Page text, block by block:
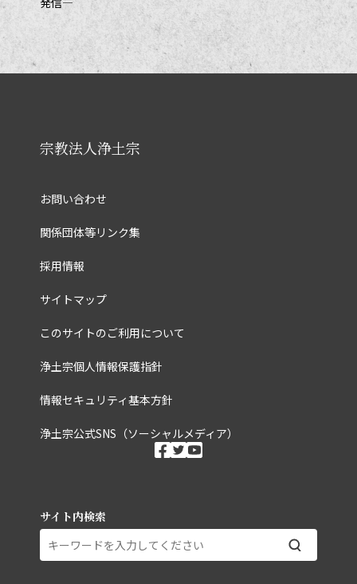
宗教法人浄土宗
お問い合わせ
関係団体等リンク集
採用情報
サイトマップ
このサイトのご利用について
浄土宗個人情報保護指針
情報セキュリティ基本方針
浄土宗公式SNS（ソーシャルメディア）
ソーシャルメディ
facebook
twitter
サイト内検索